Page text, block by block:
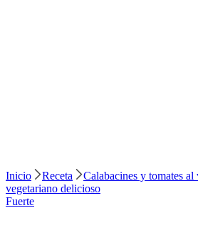
Inicio Receta
Calabacines y tomates
vegetariano delicioso
Fuerte